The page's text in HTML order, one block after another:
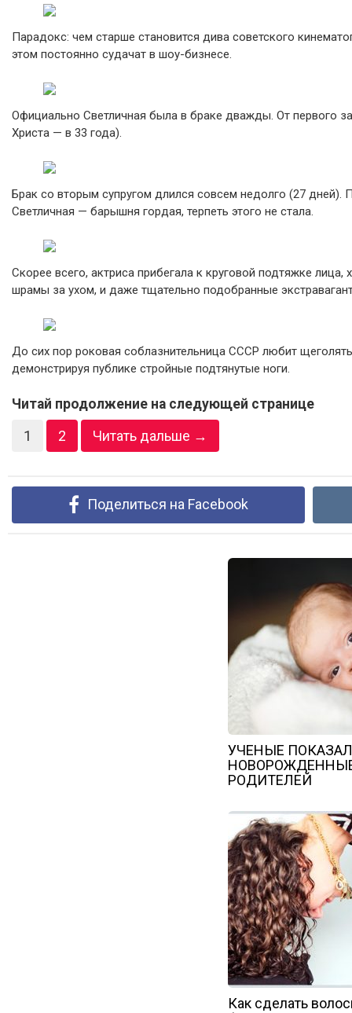
Парадокс: чем старше становится дива советского
этом постоянно судачат в шоу-бизнесе.
Официально Светличная была в браке дважды. От первого
Христа — в 33 года).
Брак со вторым супругом длился совсем недолго (27
Светличная — барышня гордая, терпеть этого не стала.
Скорее всего, актриса прибегала к круговой подтяжке
шрамы за ухом, и даже тщательно подобранные
До сих пор роковая соблазнительница СССР любит
демонстрируя публике стройные подтянутые ноги.
Читай продолжение на следующей странице
1 2 Читать дальше →
Поделиться на Facebook
УЧЕНЫЕ
РОДИТЕЛЕЙ
Как сделать